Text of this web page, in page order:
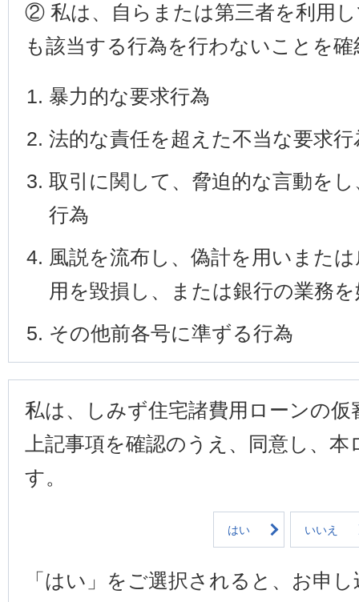
② 私は、自らまたは第三者を利用
も該当する行為を行わないことを
暴力的な要求行為
法的な責任を超えた不当な要求行
取引に関して、脅迫的な言動を
行為
風説を流布し、偽計を用いまた
用を毀損し、または銀行の業務
その他前各号に準ずる行為
私は、しみず住宅諸費用ローンの
上記事項を確認のうえ、同意し、
す。
はい いいえ
「はい」をご選択されると、お申